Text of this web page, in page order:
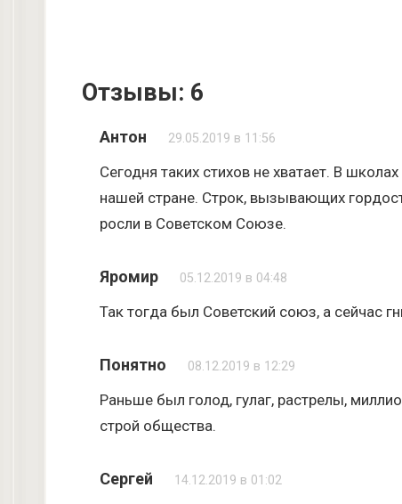
Отзывы: 6
Антон 29.05.2019 в 11:56
Сегодня таких стихов не хватает. В
нашей стране. Строк, вызывающих
росли в Советском Союзе.
Яромир 05.12.2019 в 04:48
Так тогда был Советский союз, а сейчас
Понятно 08.12.2019 в 12:29
Раньше был голод, гулаг, растрелы,
строй общества.
Сергей 14.12.2019 в 01:02